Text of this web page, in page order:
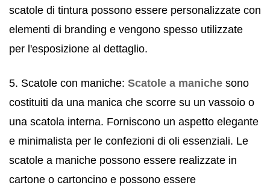
scatole di tintura possono essere personalizzate con
elementi di branding e vengono spesso utilizzate
per l'esposizione al dettaglio.
5. Scatole con maniche: Scatole a maniche sono
costituiti da una manica che scorre su un vassoio o
una scatola interna. Forniscono un aspetto elegante
e minimalista per le confezioni di oli essenziali. Le
scatole a maniche possono essere realizzate in
cartone o cartoncino e possono essere